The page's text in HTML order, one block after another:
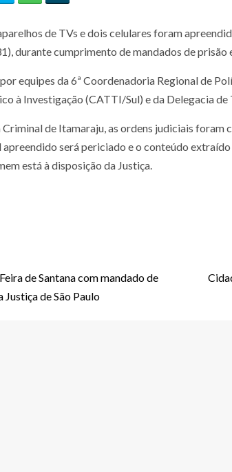
de TVs e dois celulares foram
durante cumprimento de mandados de prisão
equipes da 6ª Coordenadoria Regional de
à Investigação (CATTI/Sul) e da Delegacia
Criminal de Itamaraju, as ordens judiciais foram
apreendido será periciado e o conteúdo
está à disposição da Justiça.
de Santana com mandado de
de São Paulo